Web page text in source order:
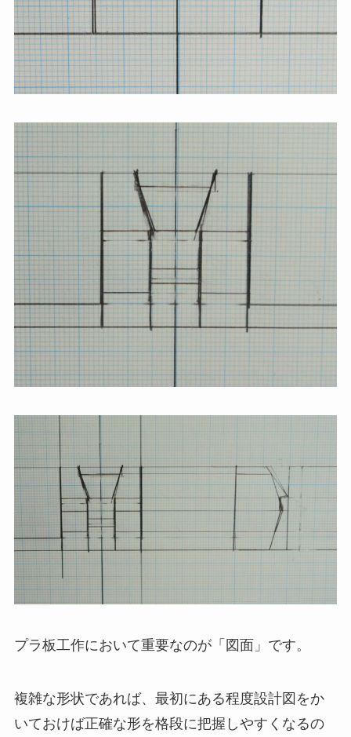
プラ板工作において重要なのが「図面」です。
複雑な形状であれば、最初にある程度設計図をか
いておけば正確な形を格段に把握しやすくなるの